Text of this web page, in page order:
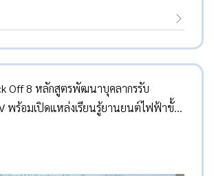
Off 8 หลักสูตรพัฒนาบุคลากรรับ
น